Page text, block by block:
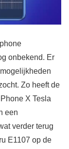
onbekend. Er
Zo heeft de
X Tesla
een
verder terug
E1107 op de